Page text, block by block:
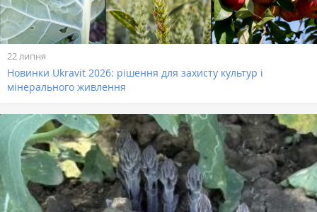
22 липня
Новинки Ukravit 2026: рішення для захисту культур і
мінерального живлення